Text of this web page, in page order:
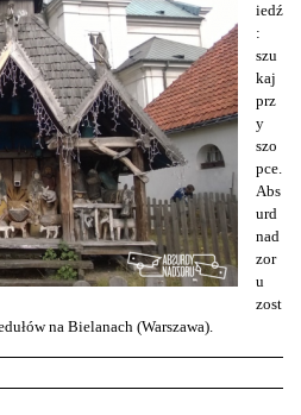
iedź
:
szu
kaj
prz
y
szo
pce.
Abs
urd
nad
zor
u
zost
na Bielanach (Warszawa).